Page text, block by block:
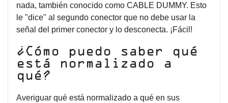
nada, también conocido como CABLE DUMMY. Esto
le "dice" al segundo conector que no debe usar la
señal del primer conector y lo desconecta. ¡Fácil!
¿Cómo puedo saber qué
está normalizado a
qué?
Averiguar qué está normalizado a qué en sus